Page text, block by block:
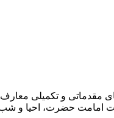
الله) دوره های مقدماتی